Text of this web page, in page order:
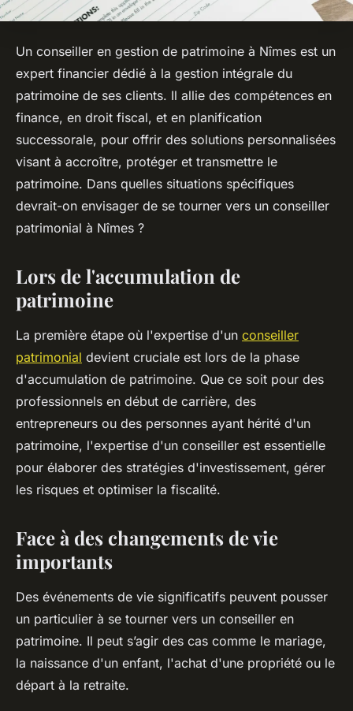
Un conseiller en gestion de patrimoine à Nîmes est un
expert financier dédié à la gestion intégrale du
patrimoine de ses clients. Il allie des compétences en
finance, en droit fiscal, et en planification
successorale, pour offrir des solutions personnalisées
visant à accroître, protéger et transmettre le
patrimoine. Dans quelles situations spécifiques
devrait-on envisager de se tourner vers un conseiller
patrimonial à Nîmes ?
Lors de l'accumulation de
patrimoine
La première étape où l'expertise d'un conseiller
patrimonial devient cruciale est lors de la phase
d'accumulation de patrimoine. Que ce soit pour des
professionnels en début de carrière, des
entrepreneurs ou des personnes ayant hérité d'un
patrimoine, l'expertise d'un conseiller est essentielle
pour élaborer des stratégies d'investissement, gérer
les risques et optimiser la fiscalité.
Face à des changements de vie
importants
Des événements de vie significatifs peuvent pousser
un particulier à se tourner vers un conseiller en
patrimoine. Il peut s’agir des cas comme le mariage,
la naissance d'un enfant, l'achat d'une propriété ou le
départ à la retraite.